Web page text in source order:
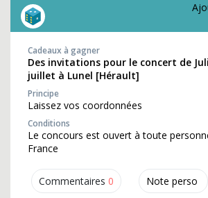
Commentaires 0 Note perso
Cadeaux à gagner
Des invitations pour le concert de
juillet à Lunel [Hérault]
Principe
Laissez vos coordonnées
Conditions
Le concours est ouvert à toute
France